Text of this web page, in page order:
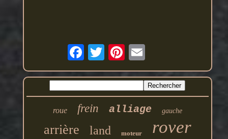
roue frein alliage gauche
arrière land moteur rover